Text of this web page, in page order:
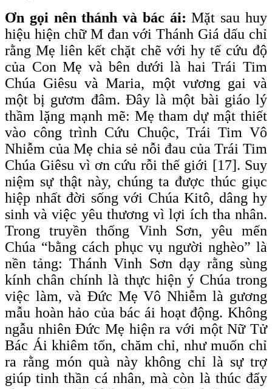
Ơn gọi nên thánh và bác ái: Mặt sau huy
hiệu hiện chữ M đan với Thánh Giá dấu chỉ
rằng Mẹ liên kết chặt chẽ với hy tế cứu độ
của Con Mẹ và bên dưới là hai Trái Tim
Chúa Giêsu và Maria, một vương gai và
một bị gươm đâm. Đây là một bài giáo lý
thầm lặng mạnh mẽ: Mẹ tham dự mật thiết
vào công trình Cứu Chuộc, Trái Tim Vô
Nhiễm của Mẹ chia sẻ nỗi đau của Trái Tim
Chúa Giêsu vì ơn cứu rỗi thế giới [17]. Suy
niệm sự thật này, chúng ta được thúc giục
hiệp nhất đời sống với Chúa Kitô, dâng hy
sinh và việc yêu thương vì lợi ích tha nhân.
Trong truyền thống Vinh Sơn, yêu mến
Chúa “bằng cách phục vụ người nghèo” là
nền tảng: Thánh Vinh Sơn dạy rằng sùng
kính chân chính là thực hiện ý Chúa trong
việc làm, và Đức Mẹ Vô Nhiễm là gương
mẫu hoàn hảo của bác ái hoạt động. Không
ngẫu nhiên Đức Mẹ hiện ra với một Nữ Tử
Bác Ái khiêm tốn, chăm chỉ, như muốn chỉ
ra rằng món quà này không chỉ là sự trợ
giúp tinh thần cá nhân, mà còn là thúc đẩy